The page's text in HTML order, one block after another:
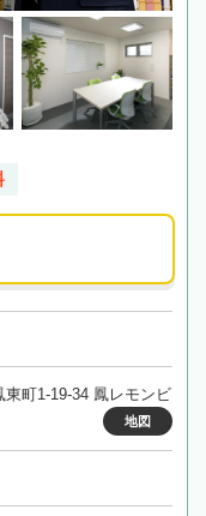
町1-19-34 鳳レモンビ
地図